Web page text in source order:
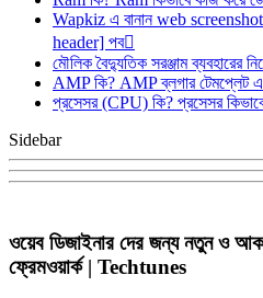
Wapkiz এ বানান web
header] পব
মৌলিক বৈদ্যুতিক সরঞ্জাম ব্যবহারের
AMP কি? AMP ব্লগার টেমপ্লেট
প্রসেসর (CPU) কি? প্রসেসর
Sidebar
ওয়েব ডিজাইনার দের জন্য নতুন ও
ফ্রেমওয়ার্ক | Techtunes